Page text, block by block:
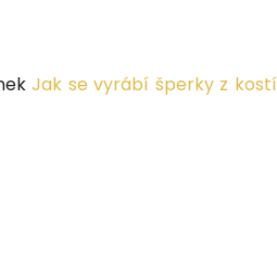
Jak se vyrábí šperky z kostí